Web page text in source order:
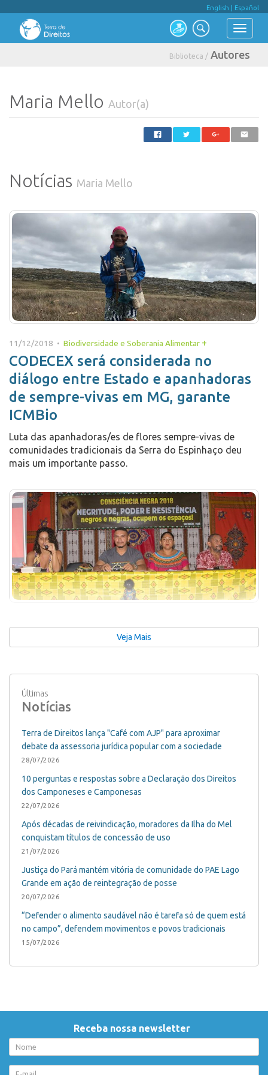
English Español
Biblioteca / Autores
Maria Mello Autor(a)
Notícias Maria Mello
11/12/2018 • Biodiversidade e Soberania Alimentar +
CODECEX será considerada no
diálogo entre Estado e apanhadoras
de sempre-vivas em MG, garante
ICMBio
Luta das apanhadoras/es de flores sempre-vivas de
comunidades tradicionais da Serra do Espinhaço deu
mais um importante passo.
Livro sobre violência contra
Atividade aconteceu durante a Semana da Consciência
Negra da Universidade Federal do Oeste do Pará, que
continua até sexta (23)
03/10/2018 •Quilombolas +
Omissão do Estado brasileiro marca
reunião internacional sobre
violações de direitos quilombolas
Apesar dos poucos compromissos assumidos pela
locais a serem visitados pela Comissão Interamericana
Veja Mais
Últimas
Notícias
Terra de Direitos lança "Café com AJP" para aproximar
debate da assessoria jurídica popular com a sociedade
28/07/2026
10 perguntas e respostas sobre a Declaração dos Direitos
dos Camponeses e Camponesas
22/07/2026
Após décadas de reivindicação, moradores da Ilha do Mel
conquistam títulos de concessão de uso
21/07/2026
Justiça do Pará mantém vitória de comunidade do PAE Lago
Grande em ação de reintegração de posse
20/07/2026
“Defender o alimento saudável não é tarefa só de quem está
no campo”, defendem movimentos e povos tradicionais
15/07/2026
Receba nossa newsletter